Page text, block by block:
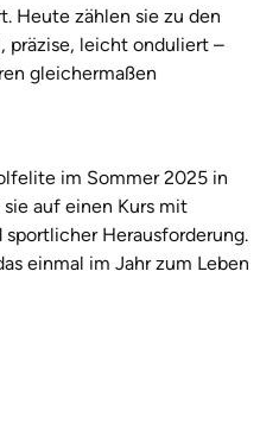
Heute zählen sie zu den
präzise, leicht onduliert –
gleichermaßen
im Sommer 2025 in
auf einen Kurs mit
Herausforderung.
einmal im Jahr zum Leben